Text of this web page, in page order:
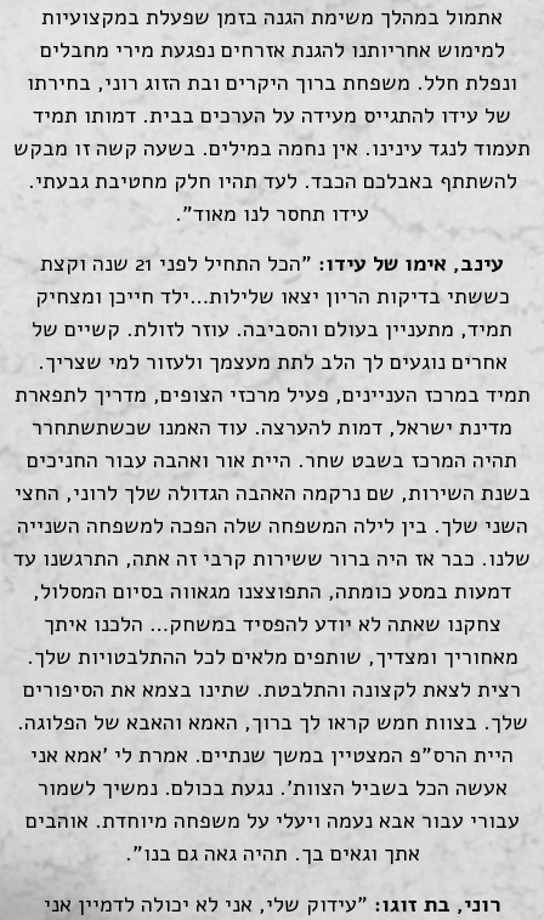
אתמול במהלך משימת הגנה בזמן שפעלת במקצועיות
למימוש אחריותנו להגנת אזרחים נפגעת מירי מחבלים
ונפלת חלל. משפחת ברוך היקרים ובת הזוג רוני, בחירתו
של עידו להתגייס מעידה על הערכים בבית. דמותו תמיד
תעמוד לנגד עינינו. אין נחמה במילים. בשעה קשה זו מבקש
להשתתף באבלכם הכבד. לעד תהיו חלק מחטיבת גבעתי.
עידו תחסר לנו מאוד".
עינב, אימו של עידו:
"הכל התחיל לפני 21 שנה וקצת
כששתי בדיקות הריון יצאו שלילות…ילד חייכן ומצחיק
תמיד, מתעניין בעולם והסביבה. עוזר לזולת. קשיים של
אחרים נוגעים לך הלב לתת מעצמך ולעזור למי שצריך.
תמיד במרכז העניינים, פעיל מרכזי הצופים, מדריך לתפארת
מדינת ישראל, דמות להערצה. עוד האמנו שכשתשתחרר
תהיה המרכז בשבט שחר. היית אור ואהבה עבור החניכים
בשנת השירות, שם נרקמה האהבה הגדולה שלך לרוני, החצי
השני שלך. בין לילה המשפחה שלה הפכה למשפחה השנייה
שלנו. כבר אז היה ברור ששירות קרבי זה אתה, התרגשנו עד
דמעות במסע כומתה, התפוצצנו מגאווה בסיום המסלול,
צחקנו שאתה לא יודע להפסיד במשחק… הלכנו איתך
מאחוריך ומצדיך, שותפים מלאים לכל ההתלבטויות שלך.
רצית לצאת לקצונה והתלבטת. שתינו בצמא את הסיפורים
שלך. בצוות חמש קראו לך ברוך, האמא והאבא של הפלוגה.
היית הרס"פ המצטיין במשך שנתיים. אמרת לי 'אמא אני
אעשה הכל בשביל הצוות'. נגעת בכולם. נמשיך לשמור
עבורי עבור אבא נעמה ויעלי על משפחה מיוחדת. אוהבים
אתך וגאים בך. תהיה גאה גם בנו".
רוני, בת זוגו:"עידוק שלי, אני לא יכולה לדמיין אני